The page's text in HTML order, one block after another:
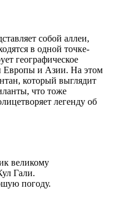
собой аллеи,
в одной точке-
географическое
Европы и Азии. На этом
который выглядит
что тоже
легенду об
великому
Гали.
погоду.